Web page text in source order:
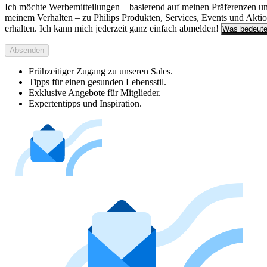
Ich möchte Werbemitteilungen – basierend auf meinen Präferenzen
meinem Verhalten – zu Philips Produkten, Services, Events und
erhalten. Ich kann mich jederzeit ganz einfach abmelden! Was
Absenden
Frühzeitiger Zugang zu unseren Sales.
Tipps für einen gesunden Lebensstil.
Exklusive Angebote für Mitglieder.
Expertentipps und Inspiration.